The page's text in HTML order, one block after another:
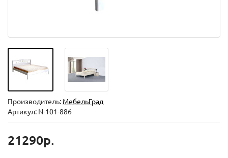
Производитель: МебельГрад
Артикул: N-101-886
21290р.